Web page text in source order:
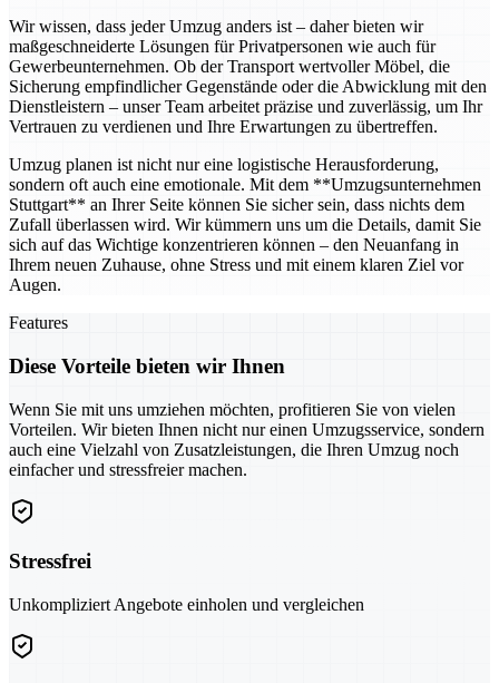
Wir wissen, dass jeder Umzug anders ist – daher bieten wir
maßgeschneiderte Lösungen für Privatpersonen wie auch für
Gewerbeunternehmen. Ob der Transport wertvoller Möbel, die
Sicherung empfindlicher Gegenstände oder die Abwicklung mit den
Dienstleistern – unser Team arbeitet präzise und zuverlässig, um Ihr
Vertrauen zu verdienen und Ihre Erwartungen zu übertreffen.
Umzug planen ist nicht nur eine logistische Herausforderung,
sondern oft auch eine emotionale. Mit dem **Umzugsunternehmen
Stuttgart** an Ihrer Seite können Sie sicher sein, dass nichts dem
Zufall überlassen wird. Wir kümmern uns um die Details, damit Sie
sich auf das Wichtige konzentrieren können – den Neuanfang in
Ihrem neuen Zuhause, ohne Stress und mit einem klaren Ziel vor
Augen.
Features
Diese Vorteile bieten wir Ihnen
Wenn Sie mit uns umziehen möchten, profitieren Sie von vielen
Vorteilen. Wir bieten Ihnen nicht nur einen Umzugsservice, sondern
auch eine Vielzahl von Zusatzleistungen, die Ihren Umzug noch
einfacher und stressfreier machen.
Stressfrei
Unkompliziert Angebote einholen und vergleichen